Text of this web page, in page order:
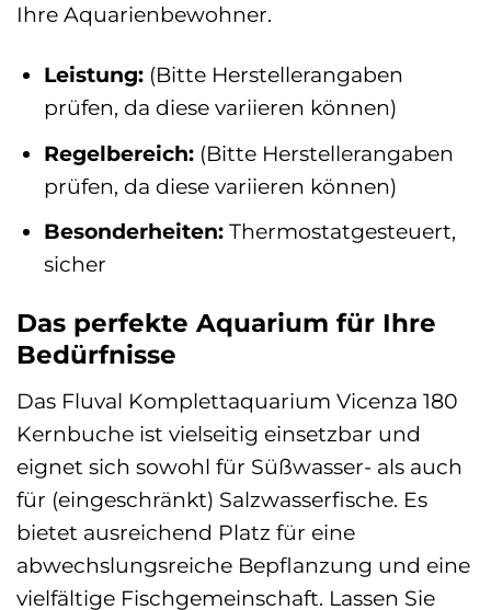
Ihre Aquarienbewohner.
Leistung:(Bitte Herstellerangaben
prüfen, da diese variieren können)
Regelbereich:(Bitte Herstellerangaben
prüfen, da diese variieren können)
Besonderheiten:Thermostatgesteuert,
sicher
Das perfekte Aquarium für Ihre
Bedürfnisse
Das Fluval Komplettaquarium Vicenza 180
Kernbuche ist vielseitig einsetzbar und
eignet sich sowohl für Süßwasser- als auch
für (eingeschränkt) Salzwasserfische. Es
bietet ausreichend Platz für eine
abwechslungsreiche Bepflanzung und eine
vielfältige Fischgemeinschaft. Lassen Sie